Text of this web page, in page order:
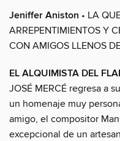
Jeniffer Aniston • LA
ARREPENTIMIENTOS Y
CON AMIGOS LLENOS
EL ALQUIMISTA DEL
JOSÉ MERCÉ regresa a
un homenaje muy
amigo, el compositor
excepcional de un